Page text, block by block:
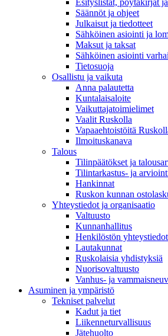
Säännöt ja ohjeet
Julkaisut ja tiedotteet
Sähköinen asiointi ja
Maksut ja taksat
Sähköinen asiointi
Tietosuoja
Osallistu ja vaikuta
Anna palautetta
Kuntalaisaloite
Vaikuttajatoimielimet
Vaalit Ruskolla
Vapaaehtoistöitä
Ilmoituskanava
Talous
Tilinpäätökset ja
Tilintarkastus- ja
Hankinnat
Ruskon kunnan
Yhteystiedot ja organisaatio
Valtuusto
Kunnanhallitus
Henkilöstön
Lautakunnat
Ruskolaisia yhdistyksiä
Nuorisovaltuusto
Vanhus- ja
Asuminen ja ympäristö
Tekniset palvelut
Kadut ja tiet
Liikenneturvallisuus
Jätehuolto